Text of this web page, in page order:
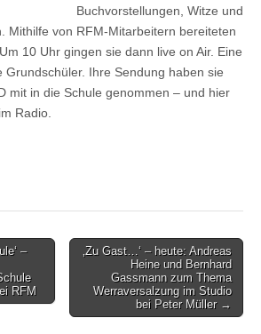
Buchvorstellungen, Witze und
Mithilfe von RFM-Mitarbeitern bereiteten
10 Uhr gingen sie dann live on Air. Eine
Grundschüler. Ihre Sendung haben sie
mit in die Schule genommen – und hier
Radio.
–
RFM
‚Zu Gast…‘ – heute: Andreas
Heine und Bernhard
Gassmann zum Thema
Werraversalzung im Studio
bei Peter Müller →